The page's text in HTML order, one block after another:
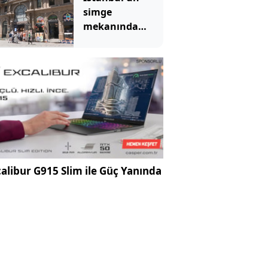
soruldu, hepsi
aynı şeyi söyledi
simge
mekanında
yaratan
görüntü
G915 Slim ile Güç Yanında